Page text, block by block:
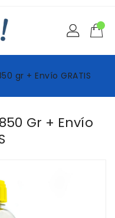
gr + Envío GRATIS
Gr + Envío